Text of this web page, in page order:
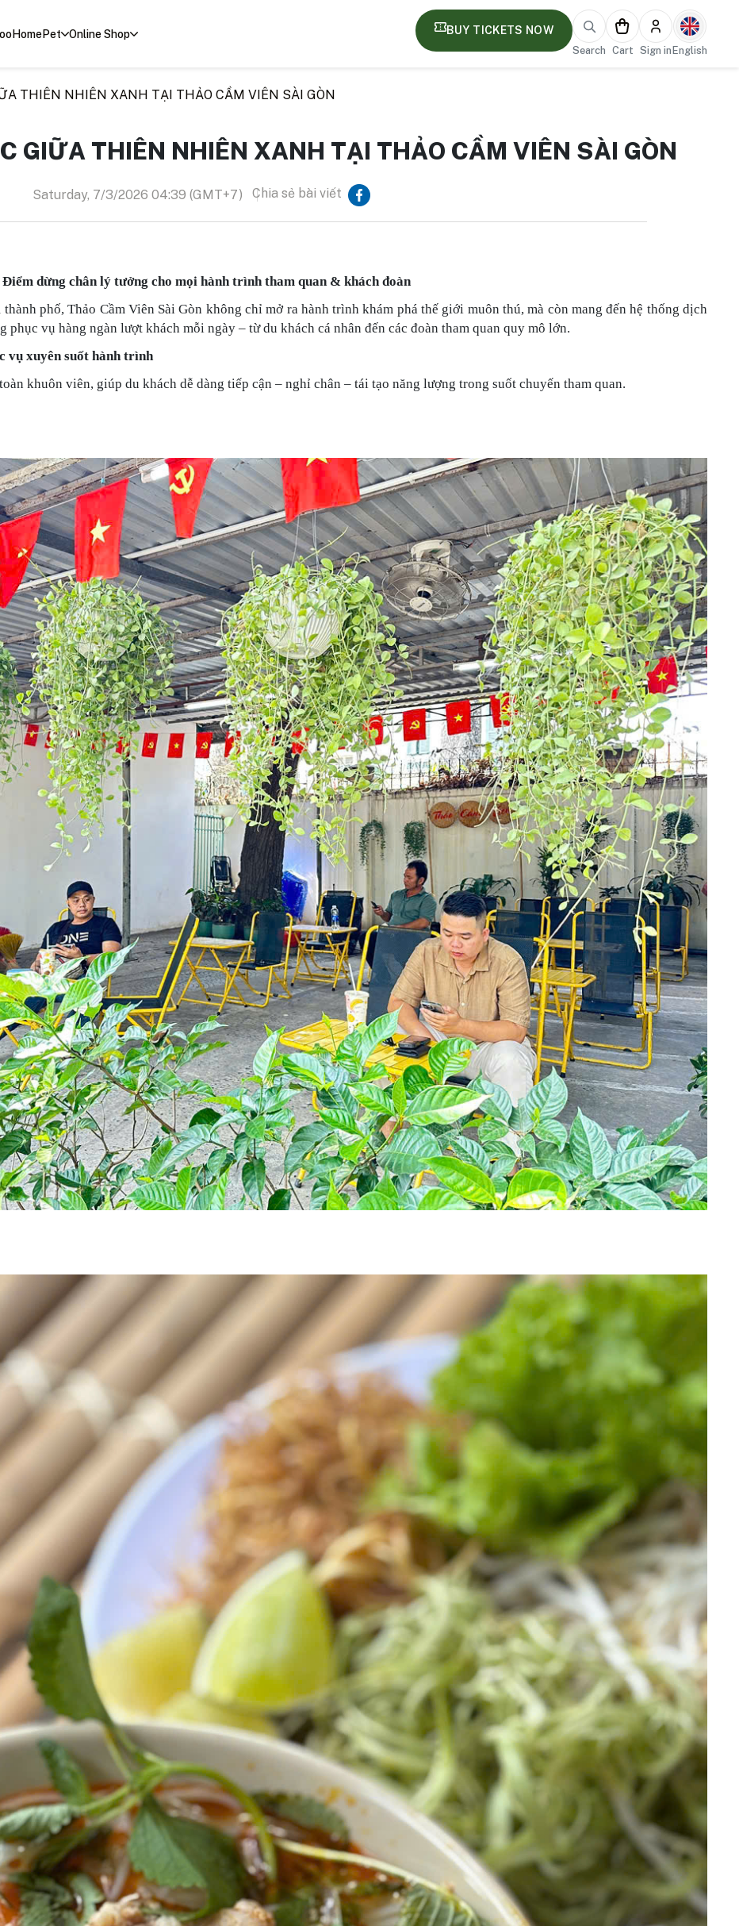
Online Shop BUY TICKETS NOW
Search Cart Sign in English
THIÊN NHIÊN XANH TẠI THẢO CẦM VIÊN SÀI GÒN
GIỮA THIÊN NHIÊN XANH TẠI THẢO CẦM VIÊN SÀI GÒN
Saturday, 7/3/2026 04:39 (GMT+7) Chia sẻ bài viết
Điểm dừng chân lý tưởng cho mọi hành trình tham quan & khách đoàn
phố, Thảo Cầm Viên Sài Gòn không chỉ mở ra hành trình khám phá thế giới muôn thú, mà còn mang đến hệ thống dịch
phục vụ hàng ngàn lượt khách mỗi ngày – từ du khách cá nhân đến các đoàn tham quan quy mô lớn.
vụ xuyên suốt hành trình
khuôn viên, giúp du khách dễ dàng tiếp cận – nghỉ chân – tái tạo năng lượng trong suốt chuyến tham quan.